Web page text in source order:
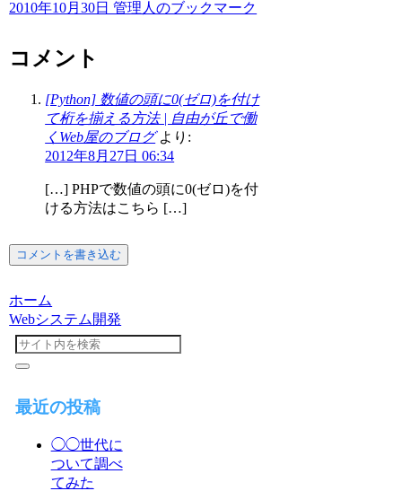
2010年10月30日 管理人のブックマーク
コメント
[Python] 数値の頭に0(ゼロ)を付け
て桁を揃える方法 | 自由が丘で働
くWeb屋のブログ より:
2012年8月27日 06:34
[…] PHPで数値の頭に0(ゼロ)を付
ける方法はこちら […]
コメントを書き込む
ホーム
Webシステム開発
最近の投稿
◯◯世代に
ついて調べ
てみた